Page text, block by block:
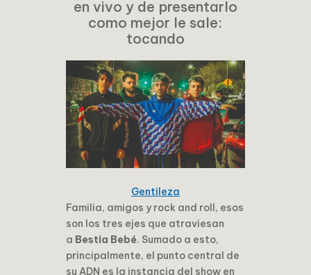
en vivo y de presentarlo
como mejor le sale:
tocando
Gentileza
Familia, amigos y rock and roll, esos
son los tres ejes que atraviesan
a Bestia Bebé. Sumado a esto,
principalmente, el punto central de
su ADN es la instancia del show en